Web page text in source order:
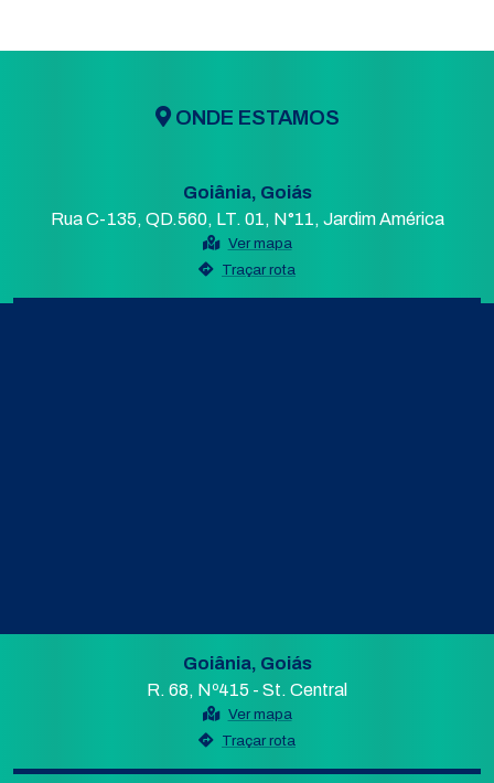
ONDE ESTAMOS
Goiânia, Goiás
Rua C-135, QD.560, LT. 01, N°11, Jardim América
Ver mapa
Traçar rota
Goiânia, Goiás
R. 68, Nº415 - St. Central
Ver mapa
Traçar rota